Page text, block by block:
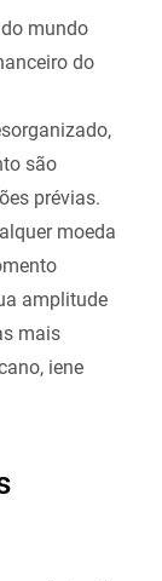
mundo
do
são
prévias.
moeda
amplitude
mais
iene